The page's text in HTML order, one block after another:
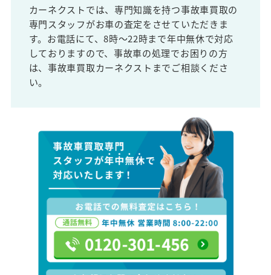
カーネクストでは、専門知識を持つ事故車買取の
専門スタッフがお車の査定をさせていただきま
す。お電話にて、8時～22時まで年中無休で対応
しておりますので、事故車の処理でお困りの方
は、事故車買取カーネクストまでご相談くださ
い。